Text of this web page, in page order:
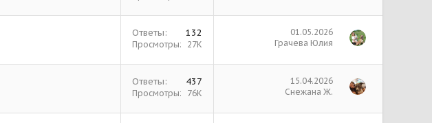
Ответы 132
Просмотры 27К
01.05.2026
Грачева Юлия
Ответы 437
Просмотры 76К
15.04.2026
Снежана Ж.